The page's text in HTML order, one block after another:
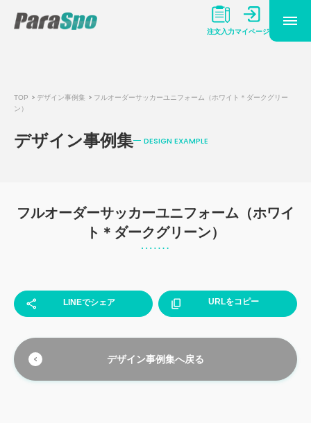
注文入力マイページ
TOP デザイン事例集
フルオーダーサッカーユニフォーム（ホワイト＊ダークグリー
ン）
デザイン事例集 DESIGN EXAMPLE
フルオーダーサッカーユニフォーム（ホワイ
ト＊ダークグリーン）
LINEでシェア URLをコピー
デザイン事例集へ戻る